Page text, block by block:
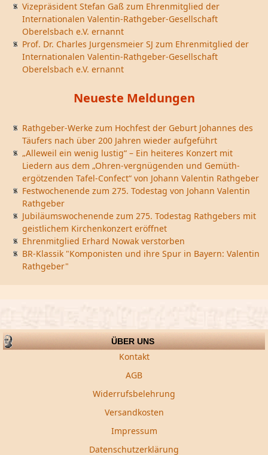
Vizepräsident Stefan Gaß zum Ehrenmitglied der
Internationalen Valentin-Rathgeber-Gesellschaft
Oberelsbach e.V. ernannt
Prof. Dr. Charles Jurgensmeier SJ zum Ehrenmitglied der
Internationalen Valentin-Rathgeber-Gesellschaft
Oberelsbach e.V. ernannt
Neueste Meldungen
Rathgeber-Werke zum Hochfest der Geburt Johannes des
Täufers nach über 200 Jahren wieder aufgeführt
„Alleweil ein wenig lustig“ – Ein heiteres Konzert mit
Liedern aus dem „Ohren-vergnügenden und Gemüth-
ergötzenden Tafel-Confect“ von Johann Valentin Rathgeber
Festwochenende zum 275. Todestag von Johann Valentin
Rathgeber
Jubiläumswochenende zum 275. Todestag Rathgebers mit
geistlichem Kirchenkonzert eröffnet
Ehrenmitglied Erhard Nowak verstorben
BR-Klassik "Komponisten und ihre Spur in Bayern: Valentin
Rathgeber"
ÜBER UNS
Kontakt
AGB
Widerrufsbelehrung
Versandkosten
Impressum
Datenschutzerklärung